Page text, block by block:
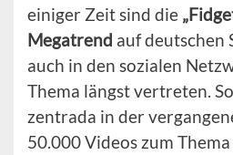
einiger Zeit sind die
Megatrend auf deutschen
auch in den sozialen
Thema längst vertreten.
zentrada in der
50.000 Videos zum